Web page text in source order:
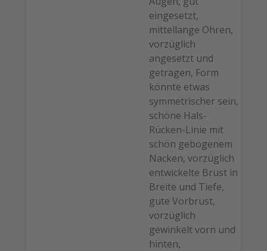
eingesetzt,
mittellange Ohren,
vorzüglich
angesetzt und
getragen, Form
könnte etwas
symmetrischer sein,
schöne Hals-
Rücken-Linie mit
schön gebogenem
Nacken, vorzüglich
entwickelte Brust in
Breite und Tiefe,
gute Vorbrust,
vorzüglich
gewinkelt vorn und
hinten,